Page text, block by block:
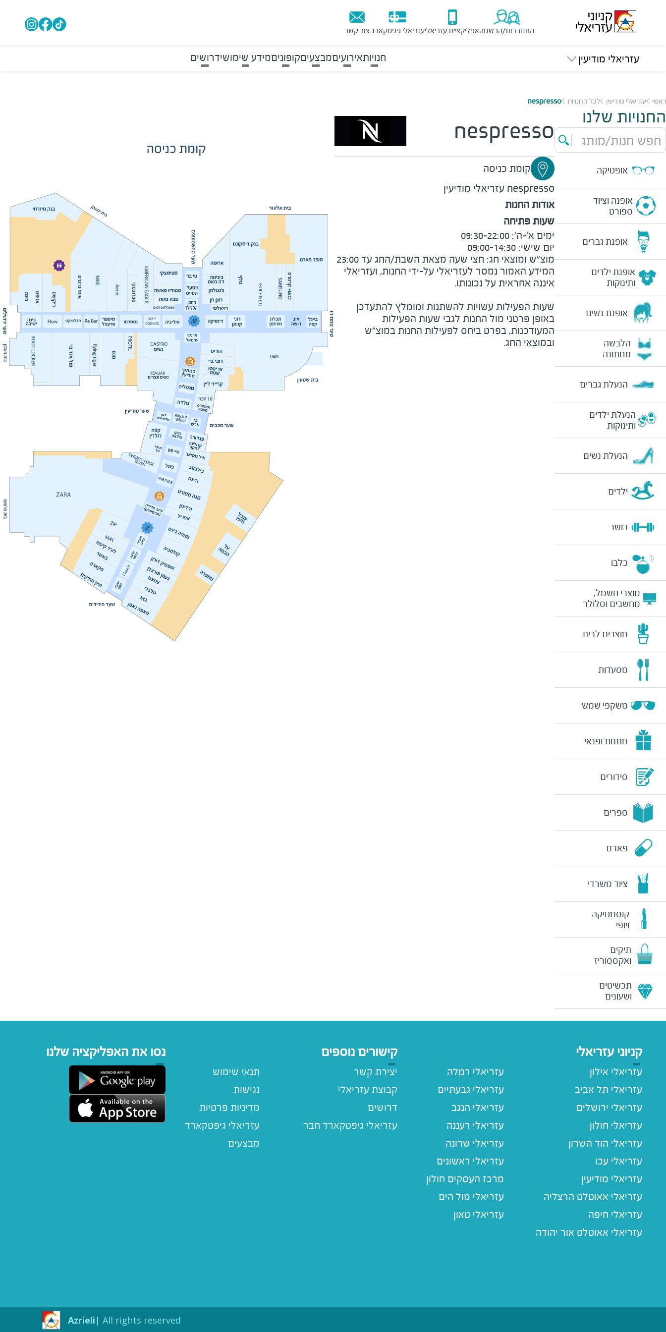
התחברות/הרשמהאפליקציית עזריאליעזריאלי גיפטקארדצור קשר
עזריאלי מודיעין חנויותאירועיםמבצעיםקופוניםמידע שימושידרושים
ראשי עזריאלי מודיעין לכל החנויות nespresso
החנויות שלנו
חפש חנות/מותג
אופטיקה
אופנה וציוד
ספורט
אופנת גברים
אופנת ילדים
ותינוקות
אופנת נשים
הלבשה
תחתונה
הנעלת גברים
הנעלת ילדים
ותינוקות
הנעלת נשים
ילדים
כושר
כלבו
מוצרי חשמל,
מחשבים וסלולר
מוצרים לבית
מסעדות
משקפי שמש
מתנות ופנאי
סידורים
ספרים
פארם
ציוד משרדי
קוסמטיקה
ויופי
תיקים
ואקססוריז
תכשיטים
ושעונים
nespresso
קומת כניסה
nespresso עזריאלי מודיעין
אודות החנות
שעות פתיחה
מוצ"ש ומוצאי חג: חצי שעה מצאת השבת/החג עד 23:00
המידע האמור נמסר לעזריאלי על-ידי החנות, ועזריאלי
שעות הפעילות עשויות להשתנות ומומלץ להתעדכן
באופן פרטני מול החנות לגבי שעות הפעילות
המעודכנות, בפרט ביחס לפעילות החנות במוצ"ש
ובמוצאי החג.
קניוני עזריאלי
עזריאלי אילון
עזריאלי תל אביב
עזריאלי ירושלים
עזריאלי חולון
עזריאלי הוד השרון
עזריאלי עכו
עזריאלי מודיעין
עזריאלי אאוטלט הרצליה
עזריאלי חיפה
עזריאלי אאוטלט אור יהודה
עזריאלי רמלה
עזריאלי גבעתיים
עזריאלי הנגב
עזריאלי רעננה
עזריאלי שרונה
עזריאלי ראשונים
מרכז העסקים חולון
עזריאלי מול הים
עזריאלי טאון
קישורים נוספים
תנאי שימוש
נגישות
מדיניות פרטיות
עזריאלי גיפטקארד
מבצעים
יצירת קשר
קבוצת עזריאלי
דרושים
נסו את האפליקציה שלנו
All rights reserved |
Azrieli